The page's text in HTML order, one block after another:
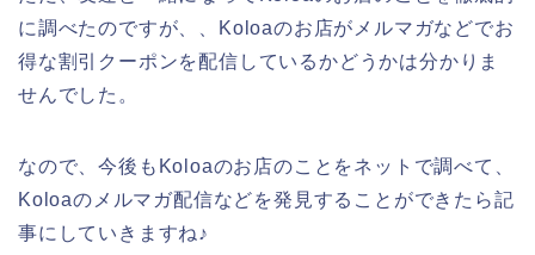
に調べたのですが、、Koloaのお店がメルマガなどでお
得な割引クーポンを配信しているかどうかは分かりま
せんでした。
なので、今後もKoloaのお店のことをネットで調べて、
Koloaのメルマガ配信などを発見することができたら記
事にしていきますね♪